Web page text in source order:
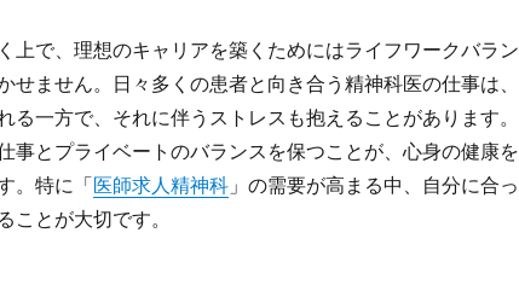
上で、理想のキャリアを築くためにはライフワークバラン
せません。日々多くの患者と向き合う精神科医の仕事は、
る一方で、それに伴うストレスも抱えることがあります。
事とプライベートのバランスを保つことが、心身の健康を
。特に「医師求人精神科」の需要が高まる中、自分に合っ
ことが大切です。